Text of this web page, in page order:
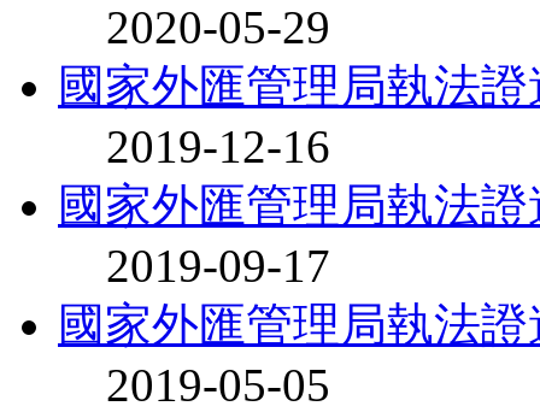
2020-05-29
國家外匯管理局執法
2019-12-16
國家外匯管理局執法
2019-09-17
國家外匯管理局執法
2019-05-05